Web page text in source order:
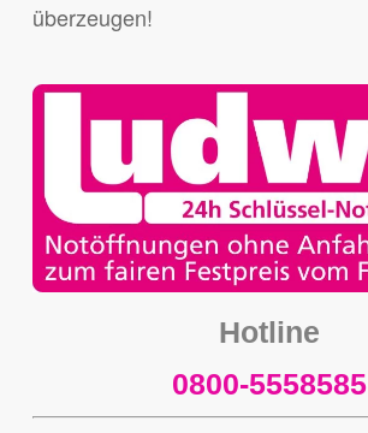
überzeugen!
Hotline
0800-5558585